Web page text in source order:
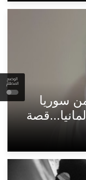
الوضع
المظلم
سوريا